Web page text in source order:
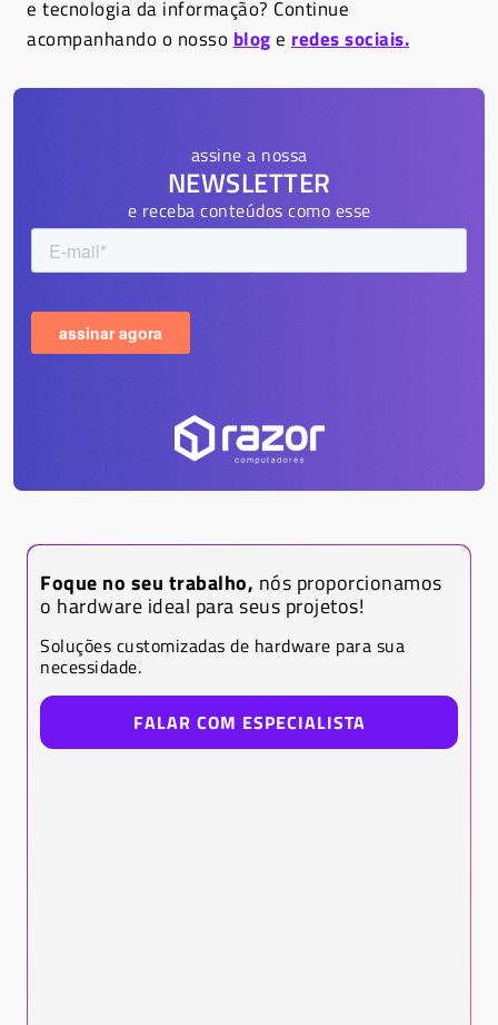
e tecnologia da informação? Continue
acompanhando o nosso bloge redes sociais.
assine a nossa
NEWSLETTER
e receba conteúdos como esse
Foque no seu trabalho, nós proporcionamos
o hardware ideal para seus projetos!
Soluções customizadas de hardware para sua
necessidade.
FALAR COM ESPECIALISTA